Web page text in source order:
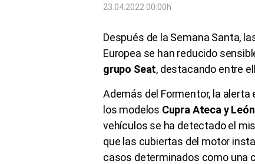
23.04.2022 00:00h
Después de la Semana Santa,
Europea se han reducido
grupo Seat, destacando entre
Además del Formentor, la
los modelos Cupra Ateca y León
vehículos se ha detectado el
que las cubiertas del motor
casos determinados como una